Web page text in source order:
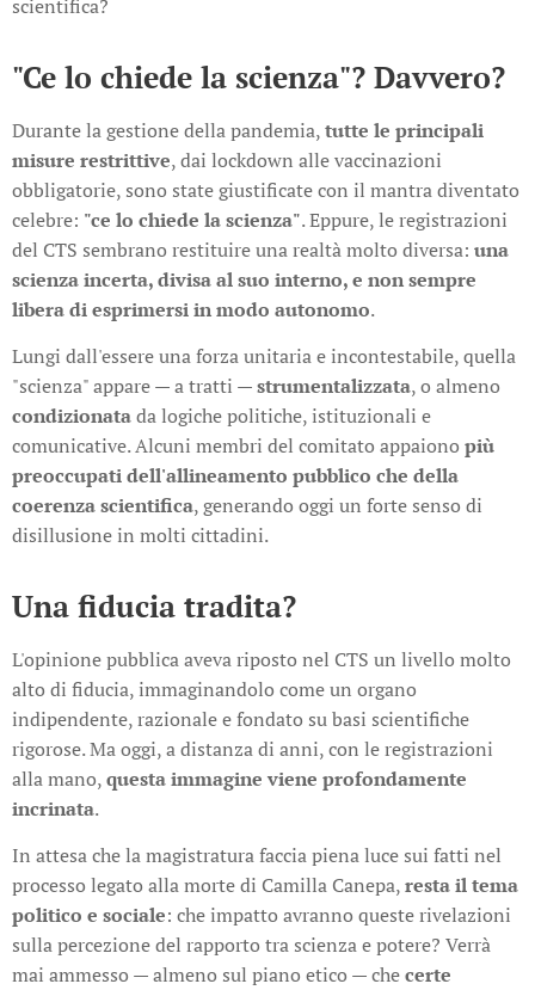
scientifica?
"Ce lo chiede la scienza"? Davvero?
Durante la gestione della pandemia,tutte le principali
misure restrittive, dai lockdown alle vaccinazioni
obbligatorie, sono state giustificate con il mantra diventato
celebre: "ce lo chiede la scienza". Eppure, le registrazioni
del CTS sembrano restituire una realtà molto diversa: una
scienza incerta, divisa al suo interno, e non sempre
libera di esprimersi in modo autonomo.
Lungi dall'essere una forza unitaria e incontestabile, quella
"scienza" appare — a tratti —strumentalizzata, o almeno
condizionatada logiche politiche, istituzionali e
comunicative. Alcuni membri del comitato appaiono più
preoccupati dell'allineamento pubblico che della
coerenza scientifica, generando oggi un forte senso di
disillusione in molti cittadini.
Una fiducia tradita?
L'opinione pubblica aveva riposto nel CTS un livello molto
alto di fiducia, immaginandolo come un organo
indipendente, razionale e fondato su basi scientifiche
rigorose. Ma oggi, a distanza di anni, con le registrazioni
alla mano,questa immagine viene profondamente
incrinata.
In attesa che la magistratura faccia piena luce sui fatti nel
processo legato alla morte di Camilla Canepa,resta il tema
politico e sociale: che impatto avranno queste rivelazioni
sulla percezione del rapporto tra scienza e potere? Verrà
mai ammesso — almeno sul piano etico — checerte